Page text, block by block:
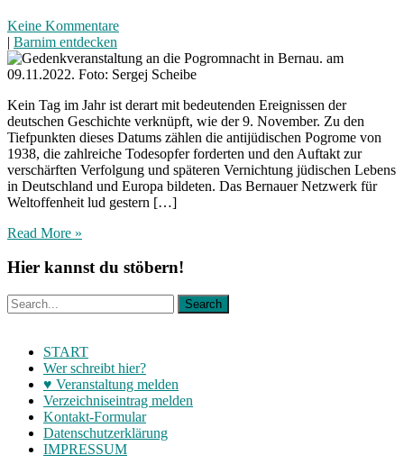
Keine Kommentare
| Barnim entdecken
Kein Tag im Jahr ist derart mit bedeutenden Ereignissen der
deutschen Geschichte verknüpft, wie der 9. November. Zu den
Tiefpunkten dieses Datums zählen die antijüdischen Pogrome von
1938, die zahlreiche Todesopfer forderten und den Auftakt zur
verschärften Verfolgung und späteren Vernichtung jüdischen Lebens
in Deutschland und Europa bildeten. Das Bernauer Netzwerk für
Weltoffenheit lud gestern […]
Read More »
Hier kannst du stöbern!
START
Wer schreibt hier?
♥ Veranstaltung melden
Verzeichniseintrag melden
Kontakt-Formular
Datenschutzerklärung
IMPRESSUM